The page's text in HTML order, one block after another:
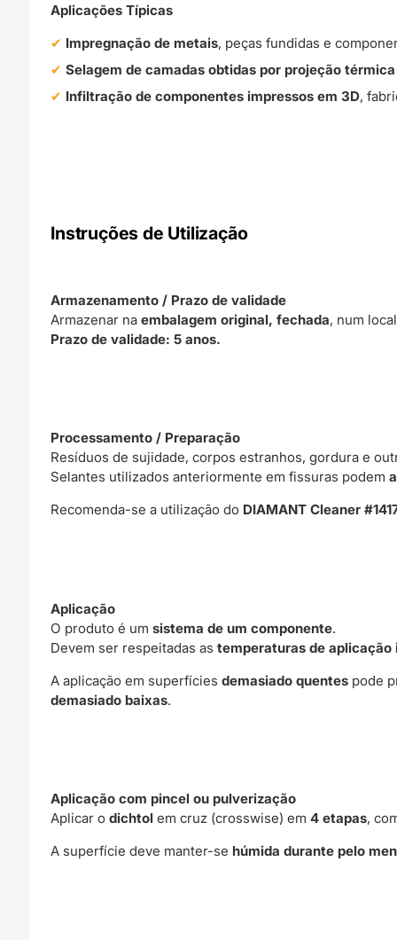
Aplicações Típicas
Impregnação de metais, peças fundidas e
Selagem de camadas obtidas por projeção térmica
Infiltração de componentes impressos em 3D,
Instruções de Utilização
Armazenamento / Prazo de validade
Armazenar naembalagem original, fechada, num
Prazo de validade: 5 anos.
Processamento / Preparação
Resíduos de sujidade, corpos estranhos, gordura e
Selantes utilizados anteriormente em fissuras podem
Recomenda-se a utilização do DIAMANT Cleaner
Aplicação
O produto é umsistema de um componente.
Devem ser respeitadas astemperaturas de aplicação
A aplicação em superfíciesdemasiado quentes pode
demasiado baixas.
Aplicação com pincel ou pulverização
Aplicar odichtol em cruz (crosswise) em4 etapas,
A superfície deve manter-se húmida durante pelo